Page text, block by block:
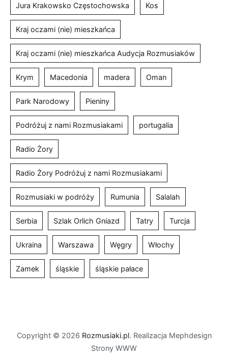
Jura Krakowsko Częstochowska Kos
Kraj oczami (nie) mieszkańca
Kraj oczami (nie) mieszkańca Audycja Rozmusiaków
Krym Macedonia madera Oman
Park Narodowy Pieniny
Podróżuj z nami Rozmusiakami portugalia
Radio Żory
Radio Żory Podróżuj z nami Rozmusiakami
Rozmusiaki w podróży Rumunia Salalah
Serbia Szlak Orlich Gniazd Tatry Turcja
Ukraina Warszawa Węgry Włochy
Zamek śląskie śląskie pałace
Copyright © 2026 Rozmusiaki.pl. Realizacja Mephdesign
Strony WWW